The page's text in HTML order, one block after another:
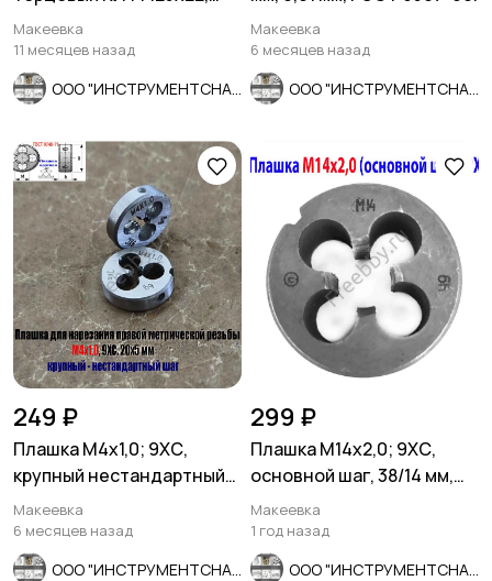
Prof, зерно А320, , для
полир.
Макеевка
11 месяцев назад
Макеевка
6 месяцев назад
249 ₽
Плашка М4х1,0; 9ХС,
крупный нестандартный
шаг, 20/5 мм.
Макеевка
6 месяцев назад
299 ₽
Плашка М14х2,0; 9ХС,
основной шаг, 38/14 мм,
ГОСТ 7740-71, сделано в
СССР.
Макеевка
1 год назад